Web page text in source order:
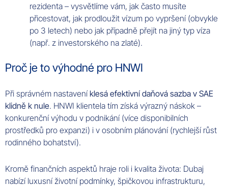
rezidenta – vysvětlíme vám, jak často musíte
přicestovat, jak prodloužit vízum po vypršení (obvykle
po 3 letech) nebo jak případně přejít na jiný typ víza
(např. z investorského na zlaté).
Proč je to výhodné pro HNWI
Při správném nastaveníklesá efektivní daňová sazba v SAE
klidně k nule. HNWI klientela tím získá výrazný náskok –
konkurenční výhodu v podnikání (více disponibilních
prostředků pro expanzi) i v osobním plánování (rychlejší růst
rodinného bohatství).
Kromě finančních aspektů hraje roli i kvalita života: Dubaj
nabízí luxusní životní podmínky, špičkovou infrastrukturu,